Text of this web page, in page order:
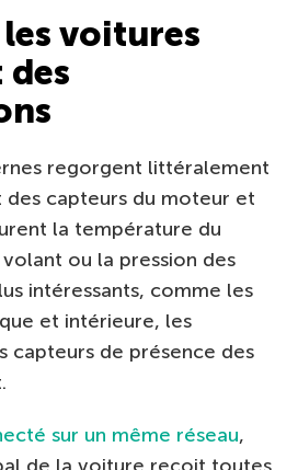
voitures
regorgent littéralement
des capteurs du moteur et
la température du
ou la pression des
intéressants, comme les
et intérieure, les
capteurs de présence des
sur un même réseau,
de la voiture reçoit toutes